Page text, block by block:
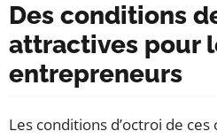
Des conditions
attractives pour
entrepreneurs
Les conditions d’octroi de